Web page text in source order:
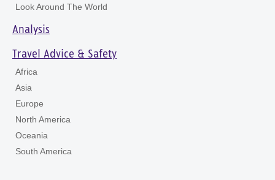
Look Around The World
Analysis
Travel Advice & Safety
Africa
Asia
Europe
North America
Oceania
South America